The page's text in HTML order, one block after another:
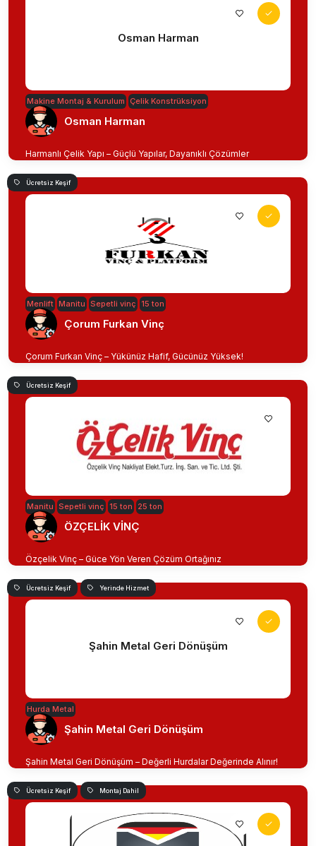
Osman Harman
Makine Montaj & Kurulum Çelik Konstrüksiyon
Osman Harman
Harmanlı Çelik Yapı – Güçlü Yapılar, Dayanıklı Çözümler
Ücretsiz Keşif
Menlift Manitu Sepetli vinç 15 ton
Çorum Furkan Vinç
Çorum Furkan Vinç – Yükünüz Hafif, Gücünüz Yüksek!
Ücretsiz Keşif
Manitu Sepetli vinç 15 ton 25 ton
ÖZÇELİK VİNÇ
Özçelik Vinç – Güce Yön Veren Çözüm Ortağınız
Şahin Metal Geri Dönüşüm
Ücretsiz Keşif Yerinde Hizmet
Hurda Metal
Şahin Metal Geri Dönüşüm
Şahin Metal Geri Dönüşüm – Değerli Hurdalar Değerinde Alınır!
Ücretsiz Keşif Montaj Dahil